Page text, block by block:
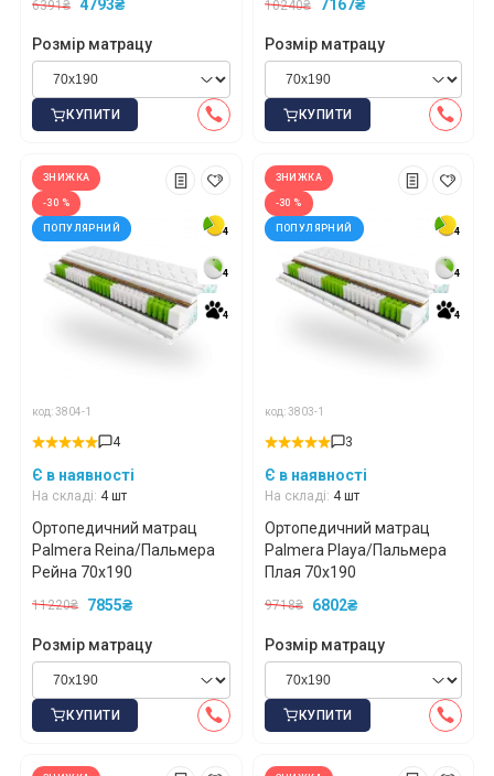
6391₴ 4793₴
Розмір матрацу
КУПИТИ
10240₴ 7167₴
Розмір матрацу
КУПИТИ
4
4
4
ЗНИЖКА
-30 %
ПОПУЛЯРНИЙ
код: 3804-1
4
Є в наявності
На складі: 4 шт
4
4
4
Ортопедичний матрац
Palmera Reina/Пальмера
Рейна 70x190
11220₴ 7855₴
Розмір матрацу
КУПИТИ
4
4
4
ЗНИЖКА
-30 %
ПОПУЛЯРНИЙ
код: 3803-1
3
Є в наявності
На складі: 4 шт
4
4
4
Ортопедичний матрац
Palmera Playa/Пальмера
Плая 70x190
9718₴ 6802₴
Розмір матрацу
КУПИТИ